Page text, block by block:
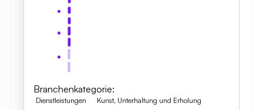
Branchenkategorie:
Dienstleistungen Kunst, Unterhaltung und Erholung